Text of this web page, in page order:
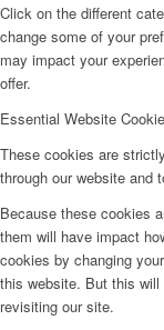
Click on the different
change some of your
may impact your
offer.
Essential Website
These cookies are
through our website and
Because these cookies
them will have impact
cookies by changing
this website. But this
revisiting our site.